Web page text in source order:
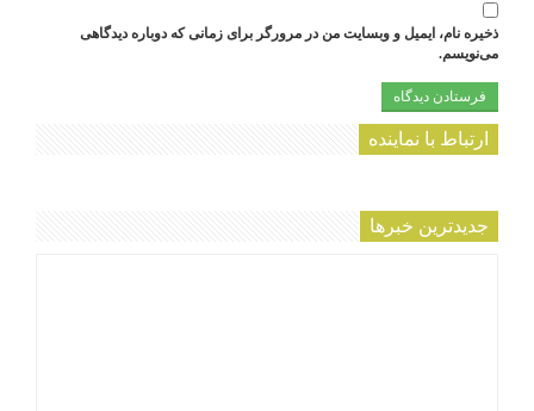
ذخیره نام، ایمیل و وبسایت من در مرورگر برای زمانی که دوباره دیدگاهی
می‌نویسم.
ارتباط با نماینده
جديدترين خبرها